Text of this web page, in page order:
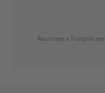
Recurrimos a Trustpilot